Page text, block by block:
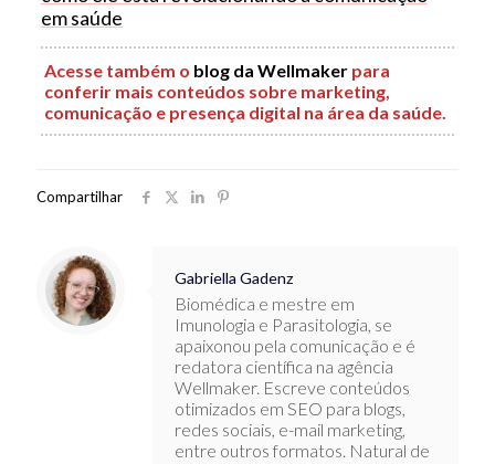
em saúde
Acesse também o blog da Wellmakerpara
conferir mais conteúdos sobre marketing,
comunicação e presença digital na área da saúde.
Compartilhar
Gabriella Gadenz
Biomédica e mestre em
Imunologia e Parasitologia, se
apaixonou pela comunicação e é
redatora científica na agência
Wellmaker. Escreve conteúdos
otimizados em SEO para blogs,
redes sociais, e-mail marketing,
entre outros formatos. Natural de